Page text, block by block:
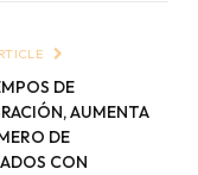
DE
AUMENTA
DE
CON